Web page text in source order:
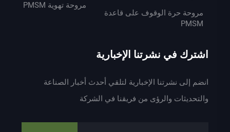
مروحة حرة الوقوف على قاعدة
PMSM
مروحة تهوية PMSM
اشترك في نشرتنا الإخبارية
انضم إلى نشرتنا الإخبارية لتلقي أحدث أخبار الصناعة
والتحديثات والرؤى من فريقنا في الشركة